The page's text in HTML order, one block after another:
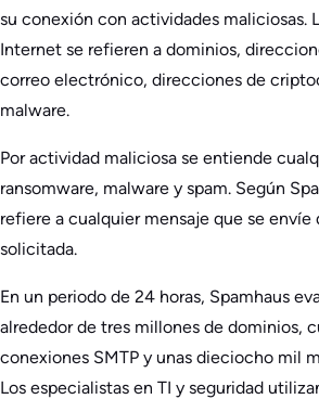
su conexión con actividades maliciosas.
Internet se refieren a dominios,
correo electrónico, direcciones de
malware.
Por actividad maliciosa se entiende
ransomware, malware y spam. Según
refiere a cualquier mensaje que se envíe
solicitada.
En un periodo de 24 horas, Spamhaus
alrededor de tres millones de dominios,
conexiones SMTP y unas dieciocho mil
Los especialistas en TI y seguridad